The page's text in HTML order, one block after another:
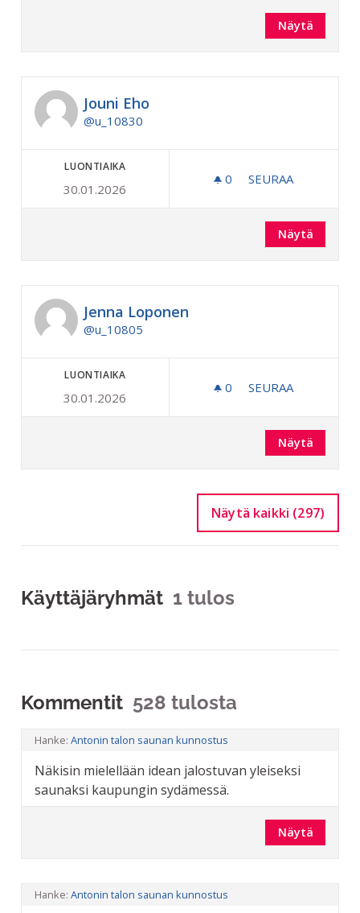
Näytä
Jouni Eho
@u_10830
LUONTIAIKA
30.01.2026
0 0 SEURAAJAA
SEURAA
Näytä
Jenna Loponen
@u_10805
LUONTIAIKA
30.01.2026
0 0 SEURAAJAA
SEURAA
Näytä
Näytä kaikki (297)
Käyttäjäryhmät 1 tulos
Kommentit 528 tulosta
Hanke: Antonin talon saunan kunnostus
Näkisin mielellään idean jalostuvan yleiseksi
saunaksi kaupungin sydämessä.
Näytä
Hanke: Antonin talon saunan kunnostus